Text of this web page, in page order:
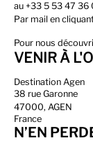
au +33 5 53 47 36
Par mail en
Pour nous
VENIR À
Destination Agen
38 rue Garonne
47000, AGEN
France
N’EN